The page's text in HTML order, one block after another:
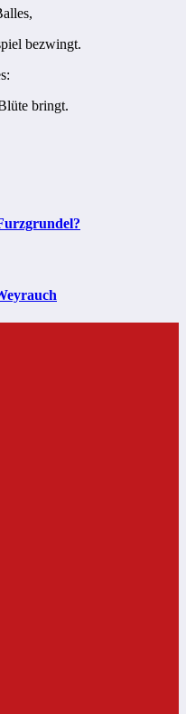
bezwingt.
bringt.